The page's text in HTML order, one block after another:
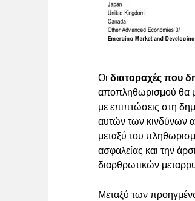
Οι διαταραχές που
αποπληθωρισμού θα
με επιπτώσεις στη
αυτών των κινδύνων
μεταξύ του
ασφαλείας και την
διαρθρωτικών
Μεταξύ των